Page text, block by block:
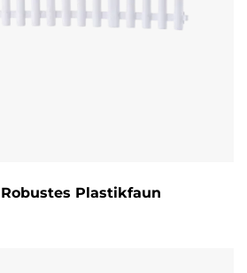
Plastikfaun